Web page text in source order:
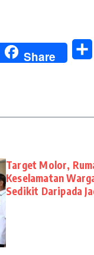
Share
Target Molor,
Keselamatan
Sedikit Daripada